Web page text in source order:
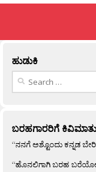
ಹುಡುಕಿ
Search
ಬರಹಗಾರರಿಗೆ ಕಿವಿಮಾತು
“ನನಗೆ ಅಶ್ಟೊಂದು ಕನ್ನಡ
“ಹೊನಲಿಗಾಗಿ ಬರಹ